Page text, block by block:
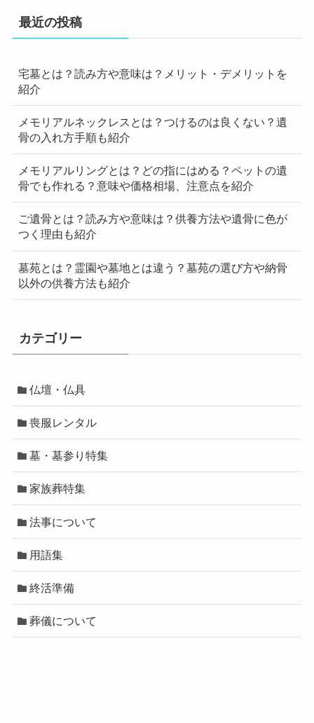
最近の投稿
宅墓とは？読み方や意味は？メリット・デメリットを
紹介
メモリアルネックレスとは？つけるのは良くない？遺
骨の入れ方手順も紹介
メモリアルリングとは？どの指にはめる？ペットの遺
骨でも作れる？意味や価格相場、注意点を紹介
ご遺骨とは？読み方や意味は？供養方法や遺骨に色が
つく理由も紹介
墓苑とは？霊園や墓地とは違う？墓苑の選び方や納骨
以外の供養方法も紹介
カテゴリー
仏壇・仏具
喪服レンタル
墓・墓参り特集
家族葬特集
法事について
用語集
終活準備
葬儀について